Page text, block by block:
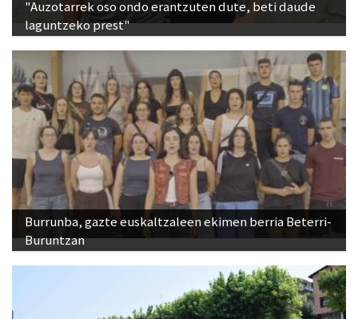
Burrunba, gazte euskaltzaleen ekimen berria Beterri-
Buruntzan